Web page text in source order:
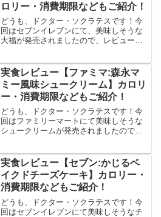
ロリー・消費期限などもご紹介！
どうも、ドクター・ソクラテスです！今
回はセブンイレブンにて、美味しそうな
大福が発売されましたので、レビューし
ロンソースと、さっぱりとした味わいの
ミルクホイップを、柔らか...
実食レビュー【ファミマ:森永マ
ミー風味シュークリーム】カロリ
ー・消費期限などもご紹介！
どうも、ドクター・ソクラテスです！今
回はファミリーマートにて美味しそうな
シュークリームが発売されましたので、
ボ商品です。「森永マミー」の味わいを
イメージした甘酸っぱいク...
実食レビュー【セブン:かじるベ
イクドチーズケーキ】カロリー・
消費期限などもご紹介！
どうも、ドクター・ソクラテスです！今
回はセブンイレブンにて美味しそうなチ